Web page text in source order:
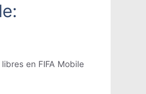
en FIFA Mobile